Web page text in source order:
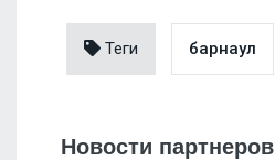
Теги барнаул
Новости партнеров